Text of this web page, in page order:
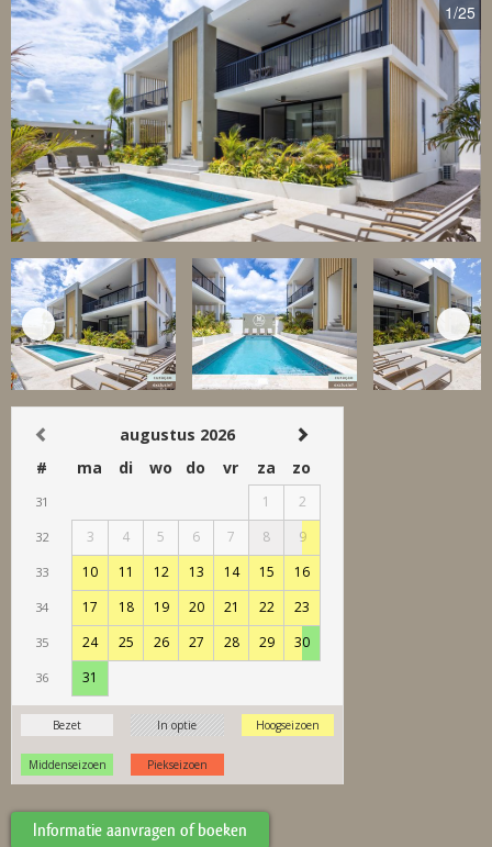
1/25
Informatie aanvragen of boeken